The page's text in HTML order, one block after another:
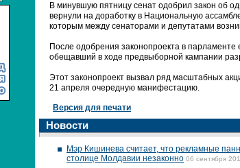
В минувшую пятницу сенат одобрил закон об
вернули на доработку в Национальную
которым между сенаторами и депутатами
После одобрения законопроекта в
обещавший в ходе предвыборной кампании
Этот законопроект вызвал ряд масштабных
21 апреля очередную манифестацию.
Версия для печати
Новости
Мэр Кишинева считает, что рекламные
столице Молдавии незаконно 06 сентября